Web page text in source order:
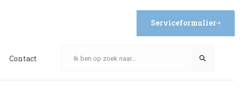
Serviceformulier
Contact